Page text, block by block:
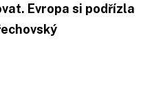
Evropa si podřízla